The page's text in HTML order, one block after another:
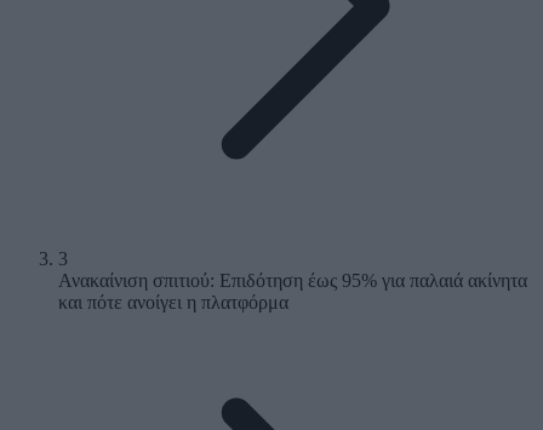
3
Ανακαίνιση σπιτιού: Επιδότηση έως 95% για παλαιά ακίνητα
και πότε ανοίγει η πλατφόρμα